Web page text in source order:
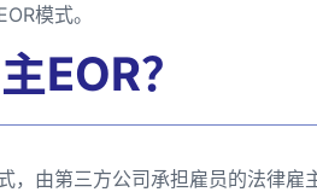
模式。
EOR？
，由第三方公司承担雇员的法律雇